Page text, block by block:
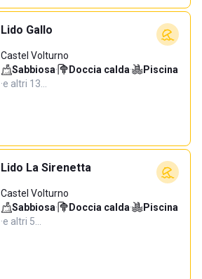
Lido Gallo
Castel Volturno
Sabbiosa· Doccia calda·
Piscina
·e altri 13…
Lido La Sirenetta
Castel Volturno
Sabbiosa· Doccia calda·
Piscina
·e altri 5…